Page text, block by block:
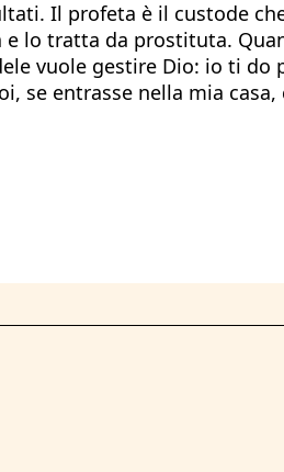
Il profeta è il custode
lo tratta da prostituta.
vuole gestire Dio: io ti do
se entrasse nella mia